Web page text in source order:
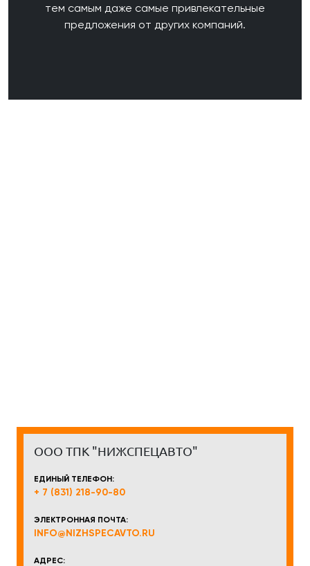
тем самым даже самые привлекательные
предложения от других компаний.
ООО ТПК "НИЖСПЕЦАВТО"
ЕДИНЫЙ ТЕЛЕФОН:
+ 7 (831) 218-90-80
ЭЛЕКТРОННАЯ ПОЧТА:
INFO@NIZHSPECAVTO.RU
АДРЕС: